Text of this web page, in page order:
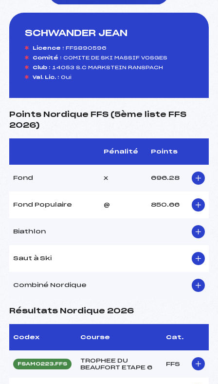
SCHWANDER JEAN
Licence : FFS890596
Comité : COMITE DE SKI MASSIF VOSGES
Club : 14053 S.C MARKSTEIN RANSPACH
Val. Lic. : Oui
Points Nordique FFS (5ème liste FFS
2026)
Pénalité Points
Fond x 696.28
Fond Populaire @ 850.66
Biathlon
Saut à Ski
Combiné Nordique
Résultats Nordique 2026
Codex Course Cat.
FSAM0223.FFS
TROPHEE DU
BEAUFORT ETAPE 6
FFS